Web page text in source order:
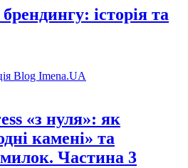
історія та
Blog Imena.UA
«з нуля»: як
камені» та
Частина 3